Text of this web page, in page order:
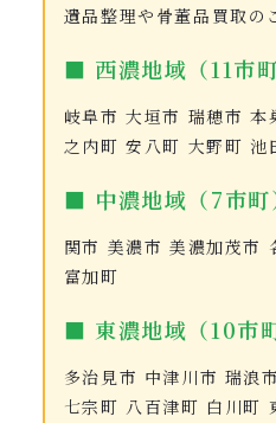
遺品整理や骨董品買取の
■ 西濃地域（11市町
岐阜市 大垣市 瑞穂市
之内町 安八町 大野町 池
■ 中濃地域（7市町
関市 美濃市 美濃加茂市
富加町
■ 東濃地域（10市町
多治見市 中津川市 瑞浪
七宗町 八百津町 白川町